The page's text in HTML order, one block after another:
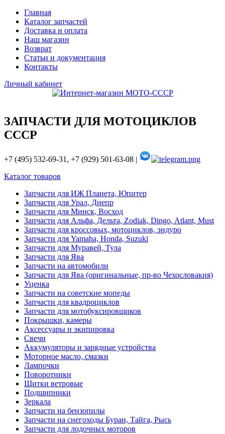
Главная
Каталог запчастей
Доставка и оплата
Наш магазин
Возврат
Статьи и документация
Контакты
Личный кабинет
ЗАПЧАСТИ ДЛЯ МОТОЦИКЛОВ
СССР
+7 (495) 532-69-31, +7 (929) 501-63-08 |
Каталог товаров
Запчасти для ИЖ Планета, Юпитер
Запчасти для Урал, Днепр
Запчасти для Минск, Восход
Запчасти для Альфа, Дельта, Zodiak, Dingo, Atlant, Must
Запчасти для кроссовых, мотоциклов, эндуро
Запчасти для Yamaha, Honda, Suzuki
Запчасти для Муравей, Тула
Запчасти для Ява
Запчасти на автомобили
Запчасти для Ява (оригинальные, пр-во Чехословакия)
Уценка
Запчасти на советские мопеды
Запчасти для квадроциклов
Запчасти для мотобуксировщиков
Покрышки, камеры
Аксессуары и экипировка
Свечи
Аккумуляторы и зарядные устройства
Моторное масло, смазки
Лампочки
Поворотники
Щитки ветровые
Подшипники
Зеркала
Запчасти на бензопилы
Запчасти на снегоходы Буран, Тайга, Рысь
Запчасти для лодочных моторов